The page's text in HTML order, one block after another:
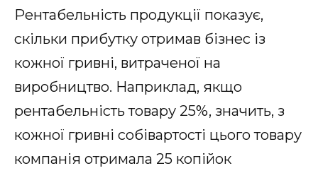
Рентабельність продукції показує,
скільки прибутку отримав бізнес із
кожної гривні, витраченої на
виробництво. Наприклад, якщо
рентабельність товару 25%, значить, з
кожної гривні собівартості цього товару
компанія отримала 25 копійок